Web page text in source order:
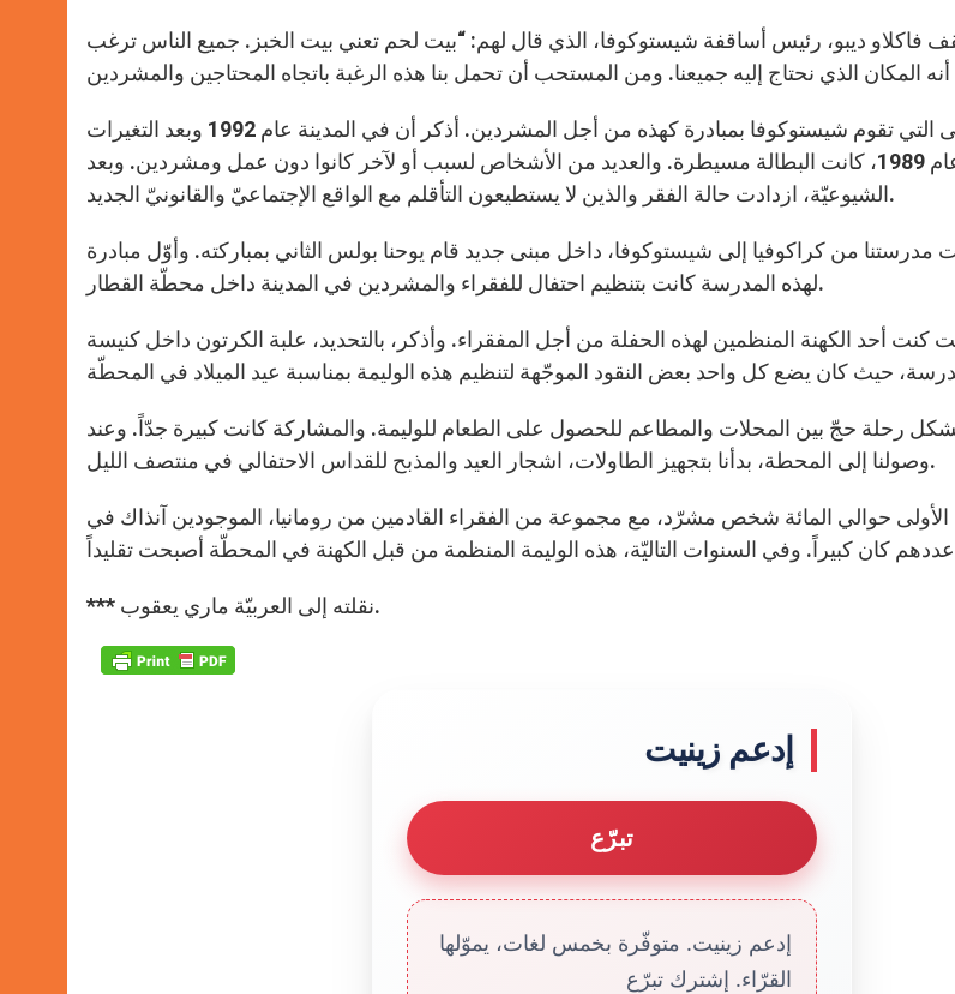
فاكلاو ديبو، رئيس أساقفة شيستوكوفا، الذي قال لهم: “بيت لحم تعني بيت الخبز. جميع الناس ترغب
إنها ليست المرّة الأولى التي تقوم شيستوكوفا بمبادرة كهذه من أجل المشردين. أذكر أن في المدينة عام 1992 وبعد التغيرات
التي حصلت عام 1989، كانت البطالة مسيطرة. والعديد من الأشخاص لسبب أو لآخر كانوا دون عمل ومشردين. وبعد
الشيوعيّة، ازدادت حالة الفقر والذين لا يستطيعون التأقلم مع الواقع الإجتماعيّ والقانونيّ الجديد.
1991، انتقلت مدرستنا من كراكوفيا إلى شيستوكوفا، داخل مبنى جديد قام يوحنا بولس الثاني بمباركته. وأوّل مبادرة
لهذه المدرسة كانت بتنظيم احتفال للفقراء والمشردين في المدينة داخل محطّة القطار.
كنت أحد الكهنة المنظمين لهذه الحفلة من أجل المفقراء. وأذكر، بالتحديد، علبة الكرتون داخل كنيسة
رحلة حجّ بين المحلات والمطاعم للحصول على الطعام للوليمة. والمشاركة كانت كبيرة جدّاً. وعند
وصولنا إلى المحطة، بدأنا بتجهيز الطاولات، اشجار العيد والمذبح للقداس الاحتفالي في منتصف الليل.
الأولى حوالي المائة شخص مشرّد، مع مجموعة من الفقراء القادمين من رومانيا، الموجودين آنذاك في
*** نقلته إلى العربيّة ماري يعقوب.
إدعم زينيت
تبرّع
إدعم زينيت. متوفّرة بخمس لغات، يموّلها
القرّاء. إشترك تبرّع